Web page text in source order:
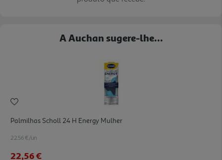
A Auchan sugere-lhe...
Palmilhas Scholl 24 H Energy Mulher
22.56 €/un
22,56 €